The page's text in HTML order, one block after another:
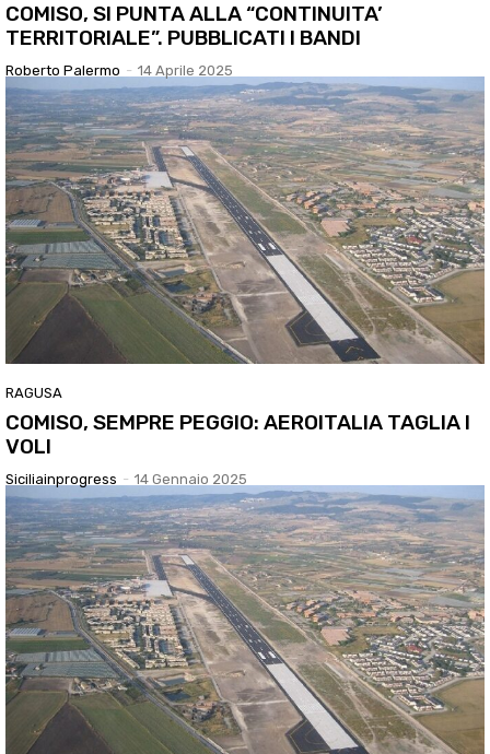
COMISO, SI PUNTA ALLA “CONTINUITA’
TERRITORIALE”. PUBBLICATI I BANDI
Roberto Palermo - 14 Aprile 2025
RAGUSA
COMISO, SEMPRE PEGGIO: AEROITALIA TAGLIA I
VOLI
Siciliainprogress - 14 Gennaio 2025